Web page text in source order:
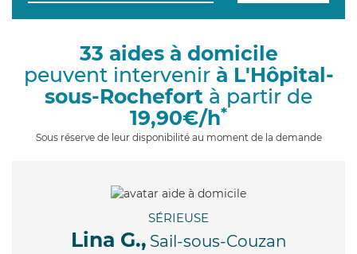
g
i
33 aides à domicile
peuvent intervenir à L'Hôpital-
sous-Rochefort à partir de
19,90€/h*
Sous réserve de leur disponibilité au moment de la demande
SÉRIEUSE
Lina G., Sail-sous-Couzan